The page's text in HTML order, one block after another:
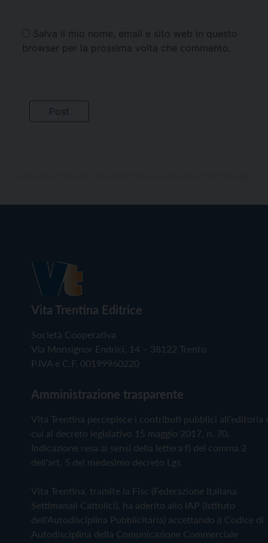
Salva il mio nome, email e sito web in questo
browser per la prossima volta che commento.
Vita Trentina Editrice
Società Cooperativa
Via Monsignor Endrici, 14 – 38122 Trento
P.IVA e C.F. 00199960220
Amministrazione trasparente
Vita Trentina percepisce i contributi pubblici all'editoria
cui al decreto legislativo 15 maggio 2017, n. 70.
Indicazione resa ai sensi della lettera f) del comma 2
dell'art. 5 del medesimo decreto Lgs.
Vita Trentina, tramite la Fisc (Federazione Italiana
Settimanali Cattolici), ha aderito allo IAP (Istituto
dell'Autodisciplina Pubblicitaria) accettando il Codice di
Autodisciplina della Comunicazione Commerciale